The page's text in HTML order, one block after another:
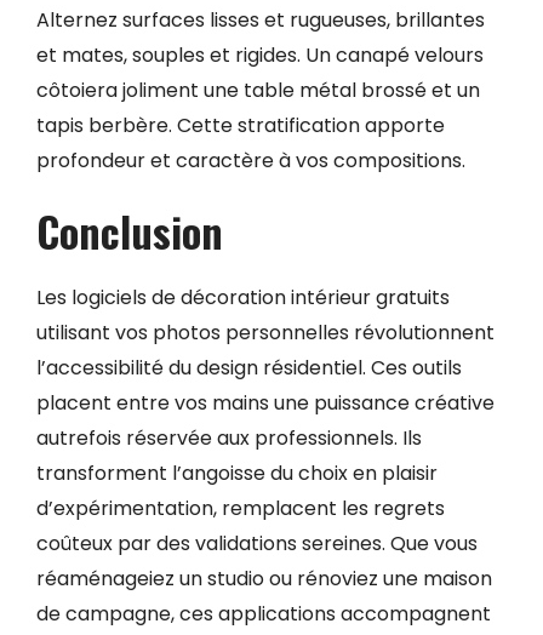
Alternez surfaces lisses et rugueuses, brillantes
et mates, souples et rigides. Un canapé velours
côtoiera joliment une table métal brossé et un
tapis berbère. Cette stratification apporte
profondeur et caractère à vos compositions.
Conclusion
Les logiciels de décoration intérieur gratuits
utilisant vos photos personnelles révolutionnent
l’accessibilité du design résidentiel. Ces outils
placent entre vos mains une puissance créative
autrefois réservée aux professionnels. Ils
transforment l’angoisse du choix en plaisir
d’expérimentation, remplacent les regrets
coûteux par des validations sereines. Que vous
réaménageiez un studio ou rénoviez une maison
de campagne, ces applications accompagnent